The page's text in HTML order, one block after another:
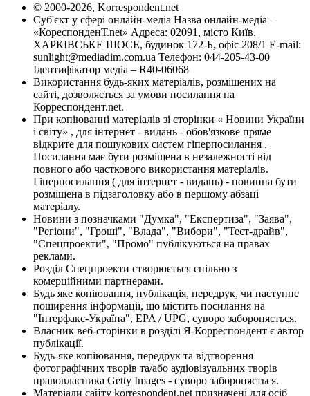
© 2000-2026, Korrespondent.net
Суб'єкт у сфері онлайн-медіа Назва онлайн-медіа –
«КореспонденТ.net» Адреса: 02091, місто Київ,
ХАРКІВСЬКЕ ШОСЕ, будинок 172-Б, офіс 208/1 E-mail:
sunlight@mediadim.com.ua Телефон: 044-205-43-00
Ідентифікатор медіа – R40-06068
Використання будь-яких матеріалів, розміщених на
сайті, дозволяється за умови посилання на
Корреспондент.net.
При копіюванні матеріалів зі сторінки « Новини України
і світу» , для інтернет - видань - обов'язкове пряме
відкрите для пошукових систем гіперпосилання .
Посилання має бути розміщена в незалежності від
повного або часткового використання матеріалів.
Гіперпосилання ( для інтернет - видань) - повинна бути
розміщена в підзаголовку або в першому абзаці
матеріалу.
Новини з позначками "Думка", "Експертиза", "Заява",
"Регіони", "Гроші", "Влада", "Вибори", "Тест-драйв",
"Спецпроекти", "Промо" публікуються на правах
реклами.
Розділ Спецпроекти створюється спільно з
комерційними партнерами.
Будь яке копіювання, публікація, передрук, чи наступне
поширення інформації, що містить посилання на
"Інтерфакс-Україна", EPA / UPG, суворо забороняється.
Власник веб-сторінки в розділі Я-Корреспондент є автор
публікації.
Будь-яке копіювання, передрук та відтворення
фотографічних творів та/або аудіовізуальних творів
правовласника Getty Images - суворо забороняється.
Матеріали сайту korrespondent.net призначені для осіб